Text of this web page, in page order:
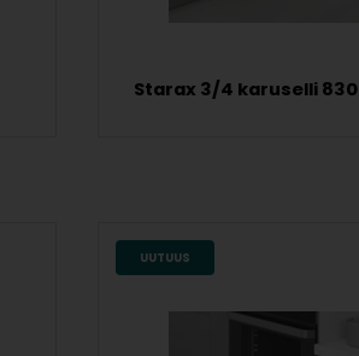
Starax 3/4 karuselli 830
UUTUUS